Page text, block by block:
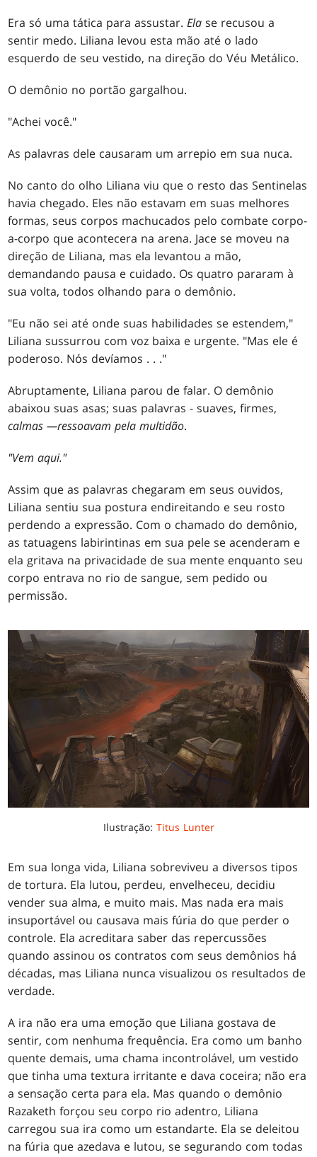
Era só uma tática para assustar.Elase recusou a
sentir medo. Liliana levou esta mão até o lado
esquerdo de seu vestido, na direção do Véu Metálico.
O demônio no portão gargalhou.
"Achei você."
As palavras dele causaram um arrepio em sua nuca.
No canto do olho Liliana viu que o resto das Sentinelas
havia chegado. Eles não estavam em suas melhores
formas, seus corpos machucados pelo combate corpo-
a-corpo que acontecera na arena. Jace se moveu na
direção de Liliana, mas ela levantou a mão,
demandando pausa e cuidado. Os quatro pararam à
sua volta, todos olhando para o demônio.
"Eu não sei até onde suas habilidades se estendem,"
Liliana sussurrou com voz baixa e urgente. "Mas ele é
poderoso. Nós devíamos . . ."
Abruptamente, Liliana parou de falar. O demônio
abaixou suas asas; suas palavras - suaves, firmes,
calmas —ressoavam pela multidão.
"Vem aqui."
Assim que as palavras chegaram em seus ouvidos,
Liliana sentiu sua postura endireitando e seu rosto
perdendo a expressão. Com o chamado do demônio,
as tatuagens labirintinas em sua pele se acenderam e
ela gritava na privacidade de sua mente enquanto seu
corpo entrava no rio de sangue, sem pedido ou
permissão.
Ilustração: Titus Lunter
Em sua longa vida, Liliana sobreviveu a diversos tipos
de tortura. Ela lutou, perdeu, envelheceu, decidiu
vender sua alma, e muito mais. Mas nada era mais
insuportável ou causava mais fúria do que perder o
controle. Ela acreditara saber das repercussões
quando assinou os contratos com seus demônios há
décadas, mas Liliana nunca visualizou os resultados de
verdade.
A ira não era uma emoção que Liliana gostava de
sentir, com nenhuma frequência. Era como um banho
quente demais, uma chama incontrolável, um vestido
que tinha uma textura irritante e dava coceira; não era
a sensação certa para ela. Mas quando o demônio
Razaketh forçou seu corpo rio adentro, Liliana
carregou sua ira como um estandarte. Ela se deleitou
na fúria que azedava e lutou, se segurando com todas